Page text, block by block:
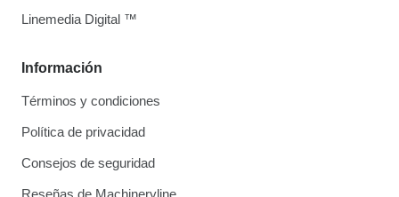
Información
Términos y condiciones
Política de privacidad
Consejos de seguridad
Reseñas de Machineryline
Linemedia Digital ™